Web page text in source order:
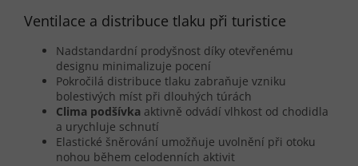
Ventilace a distribuce tlaku při turistice
Nadstandardní prodyšnost díky otevřenému
designu minimalizuje pocení
Pokročilá distribuce tlaku zabraňuje vzniku
bolestivých míst při dlouhých túrách
Clima podšívka aktivně odvádí vlhkost od chodidla
a urychluje schnutí
Elastické šněrování umožňuje uvolnění při otoku
nohou během celodenních aktivit